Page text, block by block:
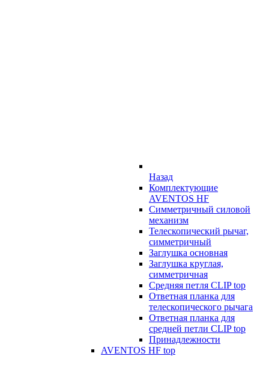
Назад
Комплектующие
AVENTOS HF
Симметричный силовой
механизм
Телескопический рычаг,
симметричный
Заглушка основная
Заглушка круглая,
симметричная
Средняя петля CLIP top
Ответная планка для
телескопического рычага
Ответная планка для
средней петли CLIP top
Принадлежности
AVENTOS HF top